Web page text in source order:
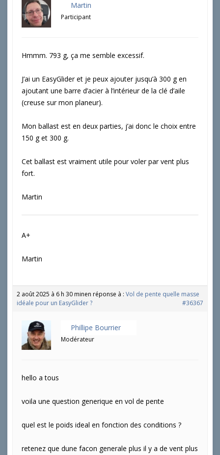
Martin
Participant
Hmmm. 793 g, ça me semble excessif.
J’ai un EasyGlider et je peux ajouter jusqu’à 300 g en
ajoutant une barre d’acier à l’intérieur de la clé d’aile
(creuse sur mon planeur).
Mon ballast est en deux parties, j’ai donc le choix entre
150 g et 300 g.
Cet ballast est vraiment utile pour voler par vent plus
fort.
Martin
A+
Martin
2 août 2025 à 6 h 30 minen réponse à : Vol de pente quelle masse
idéale pour un EasyGlider ?
#36367
Phillipe Bourrier
Modérateur
hello a tous
voila une question generique en vol de pente
quel est le poids ideal en fonction des conditions ?
retenez que dune facon generale plus il y a de vent plus